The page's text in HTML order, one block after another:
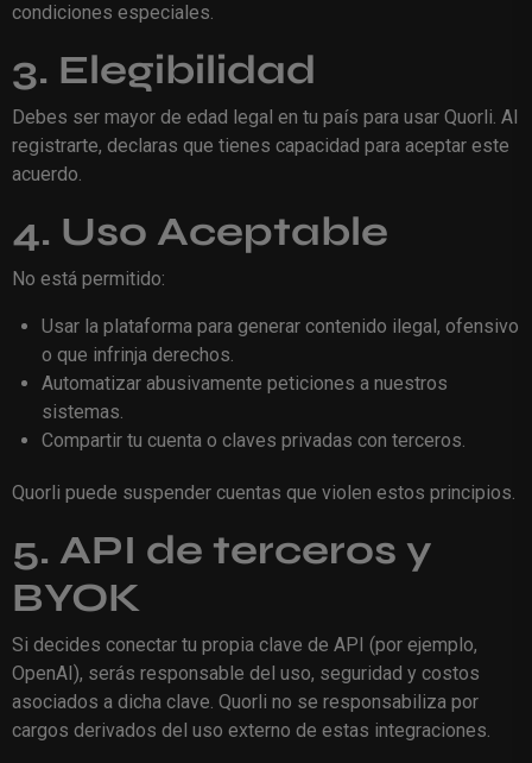
condiciones especiales.
3. Elegibilidad
Debes ser mayor de edad legal en tu país para usar Quorli. Al
registrarte, declaras que tienes capacidad para aceptar este
acuerdo.
4. Uso Aceptable
No está permitido:
Usar la plataforma para generar contenido ilegal, ofensivo
o que infrinja derechos.
Automatizar abusivamente peticiones a nuestros
sistemas.
Compartir tu cuenta o claves privadas con terceros.
Quorli puede suspender cuentas que violen estos principios.
5. API de terceros y
BYOK
Si decides conectar tu propia clave de API (por ejemplo,
OpenAI), serás responsable del uso, seguridad y costos
asociados a dicha clave. Quorli no se responsabiliza por
cargos derivados del uso externo de estas integraciones.